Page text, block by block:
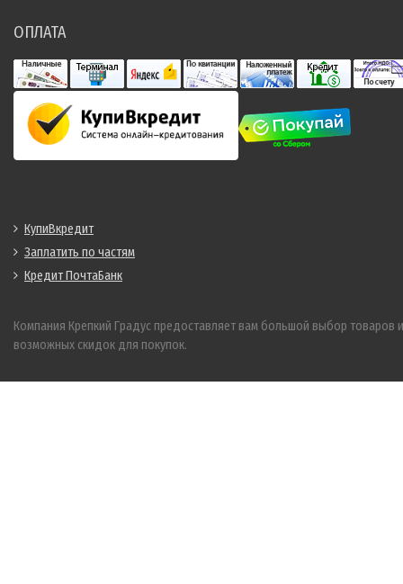
ОПЛАТА
КупиВкредит
Заплатить по частям
Кредит ПочтаБанк
Компания Крепкий Градус предоставляет вам большой выбор товаров и
возможных скидок для покупок.